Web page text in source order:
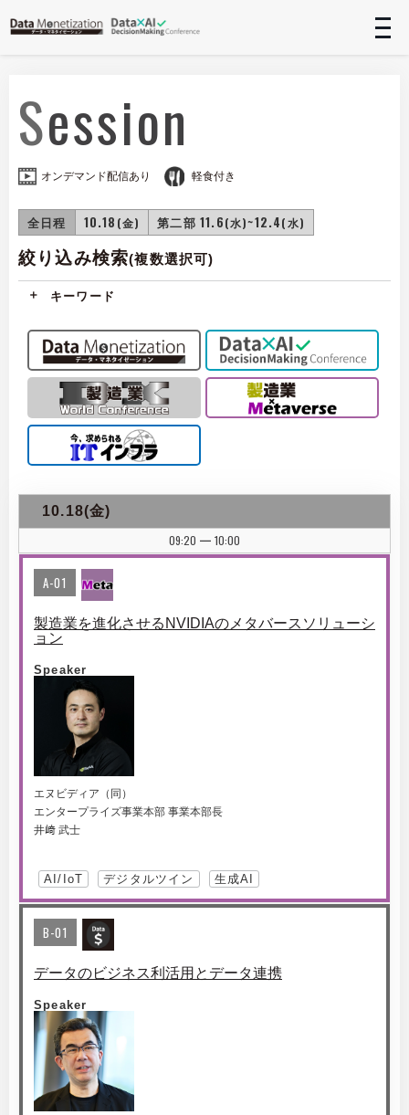
Session
全日程 10.18 (金) 第二部 11.6(水)~12.4(水)
オンデマンド配信あり 軽食付き
絞り込み検索(複数選択可)
キーワード
10.18(金)
09:20
| 10:00
A-01
製造業を進化させるNVIDIAのメタバースソリューシ
ョン
Speaker
エヌビディア（同）
エンタープライズ事業本部 事業本部長
井﨑 武士
AI/IoT デジタルツイン 生成AI
B-01
データのビジネス利活用とデータ連携
Speaker